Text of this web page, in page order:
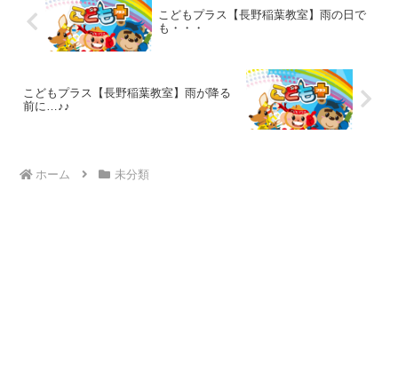
こどもプラス【長野稲葉教室】雨の日で
も・・・
こどもプラス【長野稲葉教室】雨が降る
前に…♪♪
ホーム 未分類